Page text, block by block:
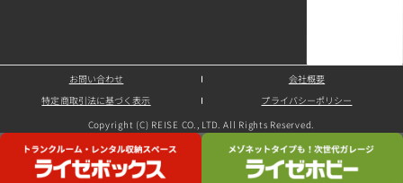
お問い合わせ 会社概要
特定商取引法に基づく表示 プライバシーポリシー
Copyright (C) REISE CO., LTD. All Rights Reserved.